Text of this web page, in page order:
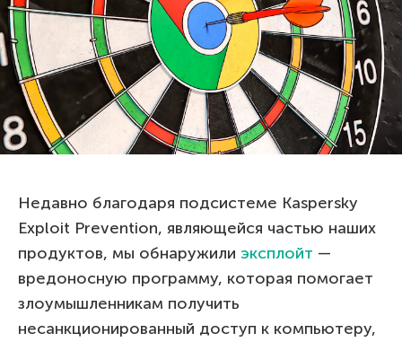
Недавно благодаря подсистеме Kaspersky
Exploit Prevention, являющейся частью наших
продуктов, мы обнаружили эксплойт —
вредоносную программу, которая помогает
злоумышленникам получить
несанкционированный доступ к компьютеру,